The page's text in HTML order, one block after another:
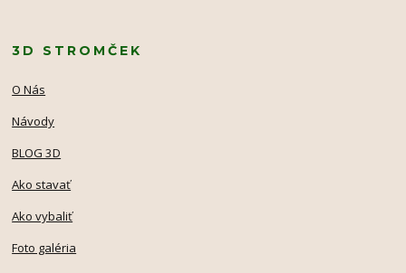
3D STROMČEK
O Nás
Návody
BLOG 3D
Ako stavať
Ako vybaliť
Foto galéria